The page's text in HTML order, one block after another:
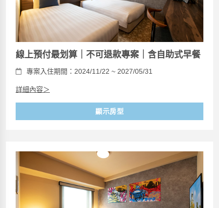
線上預付最划算｜不可退款專案｜含自助式早餐
專案入住期間：2024/11/22 ~ 2027/05/31
詳細內容＞
顯示房型